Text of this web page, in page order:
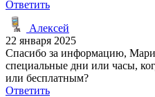
Ответить
Алексей
22 января 2025
Спасибо за информацию,
специальные дни или часы,
или бесплатным?
Ответить